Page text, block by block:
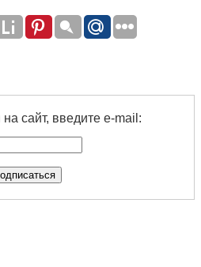
сайт, введите e-mail: